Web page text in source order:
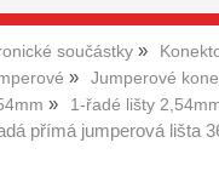
součástky
Jumperové
1-řadé lišty
přímá jumperová lišta